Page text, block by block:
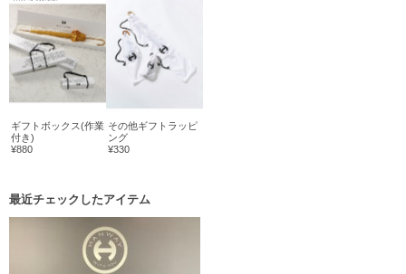
ギフトボックス(作業
付き)
¥880
その他ギフトラッピ
ング
¥330
最近チェックしたアイテム